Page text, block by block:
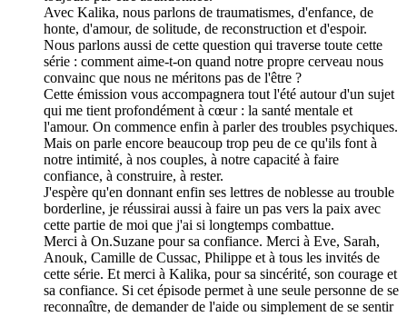
Avec Kalika, nous parlons de traumatismes, d'enfance, de
honte, d'amour, de solitude, de reconstruction et d'espoir.
Nous parlons aussi de cette question qui traverse toute cette
série : comment aime-t-on quand notre propre cerveau nous
convainc que nous ne méritons pas de l'être ?
Cette émission vous accompagnera tout l'été autour d'un sujet
qui me tient profondément à cœur : la santé mentale et
l'amour. On commence enfin à parler des troubles psychiques.
Mais on parle encore beaucoup trop peu de ce qu'ils font à
notre intimité, à nos couples, à notre capacité à faire
confiance, à construire, à rester.
J'espère qu'en donnant enfin ses lettres de noblesse au trouble
borderline, je réussirai aussi à faire un pas vers la paix avec
cette partie de moi que j'ai si longtemps combattue.
Merci à On.Suzane pour sa confiance. Merci à Eve, Sarah,
Anouk, Camille de Cussac, Philippe et à tous les invités de
cette série. Et merci à Kalika, pour sa sincérité, son courage et
sa confiance. Si cet épisode permet à une seule personne de se
reconnaître, de demander de l'aide ou simplement de se sentir